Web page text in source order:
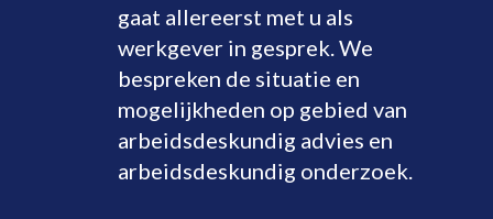
gaat allereerst met u als
werkgever in gesprek. We
bespreken de situatie en
mogelijkheden op gebied van
arbeidsdeskundig advies en
arbeidsdeskundig onderzoek.